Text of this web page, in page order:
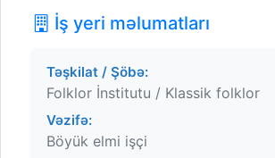
İş yeri məlumatları
Təşkilat / Şöbə:
Folklor İnstitutu / Klassik folklor
Vəzifə:
Böyük elmi işçi